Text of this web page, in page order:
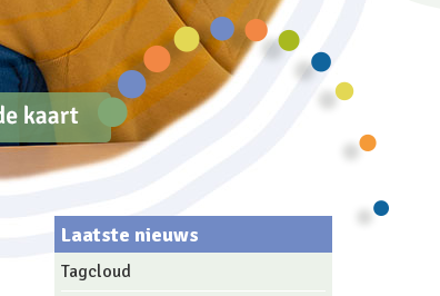
Laatste nieuws
Tagcloud